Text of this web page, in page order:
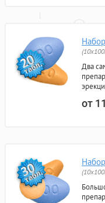
Два
от